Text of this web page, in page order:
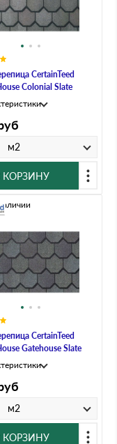
CertainTeed
Colonial Slate
м2
КОРЗИНУ
CertainTeed
Gatehouse Slate
м2
КОРЗИНУ